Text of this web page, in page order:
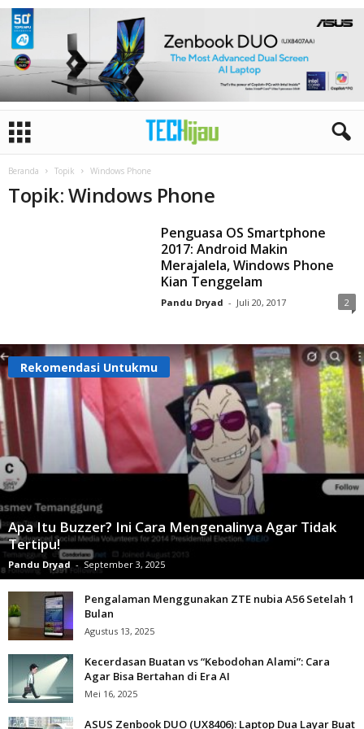
Beranda Topik Windows Phone
Topik: Windows Phone
Penguasa OS Smartphone
2017: Android Makin
Merajalela, Windows Phone
Kian Tenggelam
Pandu Dryad - Juli 20, 2017 2
Rekomendasi Untukmu
Apa Itu Buzzer? Ini Cara Mengenalinya Agar Tidak
Tertipu!
Pandu Dryad - September 3, 2025
Pengalaman Menggunakan ZTE nubia A56 Setelah 1
Bulan
Agustus 13, 2025
Kecerdasan Buatan vs “Kebodohan Alami”: Cara
Agar Bisa Bertahan di Era AI
Mei 16, 2025
ASUS Zenbook DUO (UX8406): Laptop Dua Layar Buat